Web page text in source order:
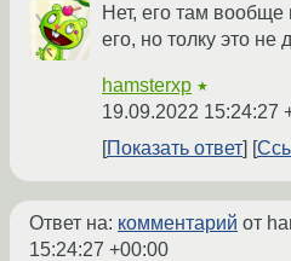
Нет, его там вообще
его, но толку это не
hamsterxp ★
19.09.2022 15:24:27
Показать ответ
Ответ на: комментарий от
15:24:27 +00:00